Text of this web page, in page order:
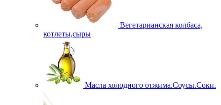
Вегетарианская колбаса,
котлеты,сыры
Масла холодного отжима.Соусы.Соки.